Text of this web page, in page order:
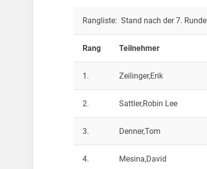
Rangliste: Stand nach der 7. Runde
Rang Teilnehmer
1. Zeilinger,Erik
2. Sattler,Robin Lee
3. Denner,Tom
4. Mesina,David